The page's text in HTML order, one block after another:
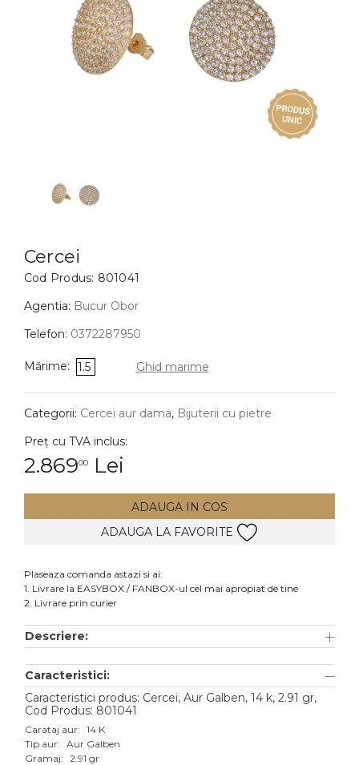
BIJUTERII COPII
Cercei
Bratari
Coliere
Lanturi
Pandantive
DIAMANTE Vezi toate
Cercei
Accesorii
Aur alb
Aur roz
Aur mixt
Cercei
Cod Produs: 801041
Agentia: Bucur Obor
Telefon: 0372287950
Mărime: 1.5 Ghid marime
Categorii: Cercei aur dama, Bijuterii cu pietre
Preț cu TVA inclus:
2.86900 Lei
ADAUGA IN COS
ADAUGA LA FAVORITE
Plaseaza comanda astazi si ai:
1. Livrare la EASYBOX / FANBOX-ul cel mai apropiat de tine
2. Livrare prin curier
Descriere:
Caracteristici:
Caracteristici produs: Cercei, Aur Galben, 14 k, 2.91 gr,
Cod Produs: 801041
Carataj aur: 14 K
Tip aur: Aur Galben
Gramaj: 2.91 gr